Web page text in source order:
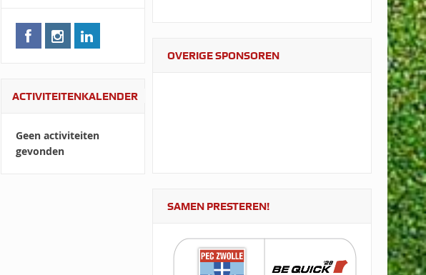
ACTIVITEITENKALENDER
Geen activiteiten
gevonden
OVERIGE SPONSOREN
SAMEN PRESTEREN!